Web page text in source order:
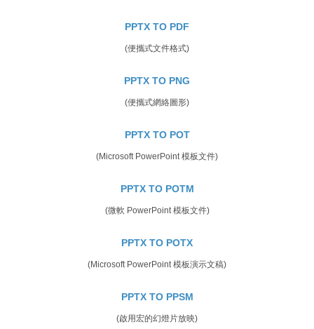
PPTX TO PDF
(便攜式文件格式)
PPTX TO PNG
(便攜式網絡圖形)
PPTX TO POT
(Microsoft PowerPoint 模板文件)
PPTX TO POTM
(微軟 PowerPoint 模板文件)
PPTX TO POTX
(Microsoft PowerPoint 模板演示文稿)
PPTX TO PPSM
(啟用宏的幻燈片放映)